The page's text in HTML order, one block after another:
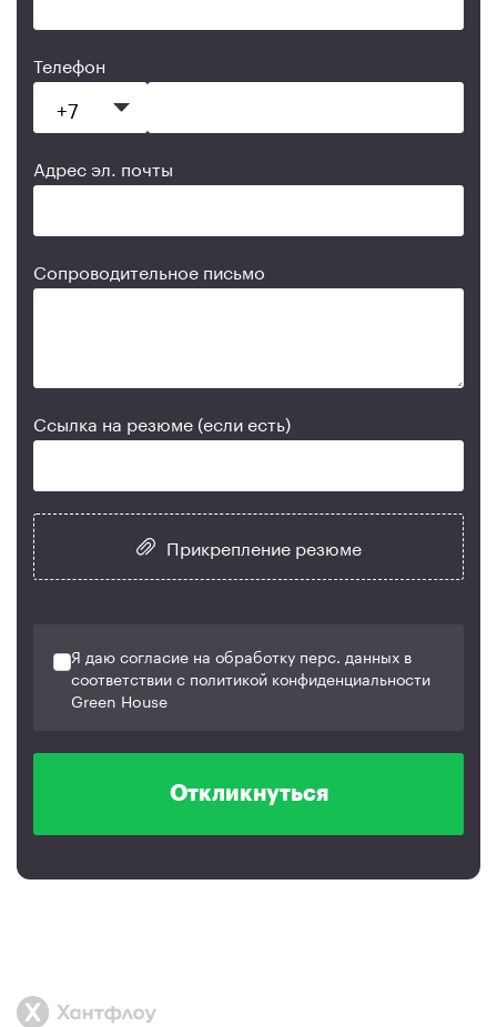
Телефон
Адрес эл. почты
Сопроводительное письмо
Ссылка на резюме (если есть)
Прикрепление резюме
Я даю согласие на обработку перс. данных в
соответствии с политикой конфиденциальности
Green House
Откликнуться